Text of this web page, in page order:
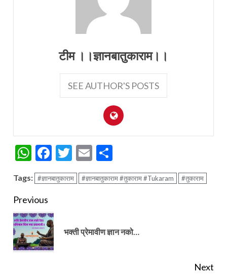
टीम ।।ज्ञानबातुकाराम।।
SEE AUTHOR'S POSTS
WhatsApp
Facebook
Twitter
Email
Tags: #ज्ञानबातुकाराम #ज्ञानबातुकाराम #तुकाराम #Tukaram #तुकाराम
Continue
Previous
भक्ती प्रेमावीण ज्ञान नको…
Next